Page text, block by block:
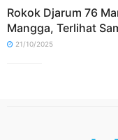
Rokok Djarum 76
Mangga, Terlihat
21/10/2025